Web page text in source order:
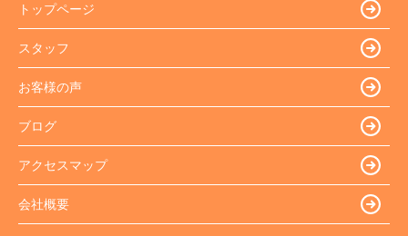
トップページ
スタッフ
お客様の声
ブログ
アクセスマップ
会社概要